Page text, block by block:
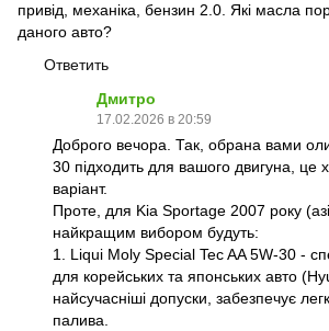
привід, механіка, бензин 2.0. Які масла
даного авто?
Ответить
Дмитро
17.02.2026 в 20:59
Доброго вечора. Так, обрана вами
30 підходить для вашого двигуна, це
варіант.
Проте, для Kia Sportage 2007 року
найкращим вибором будуть:
1. Liqui Moly Special Tec AA 5W-30 -
для корейських та японських авто
найсучасніші допуски, забезпечує
палива.